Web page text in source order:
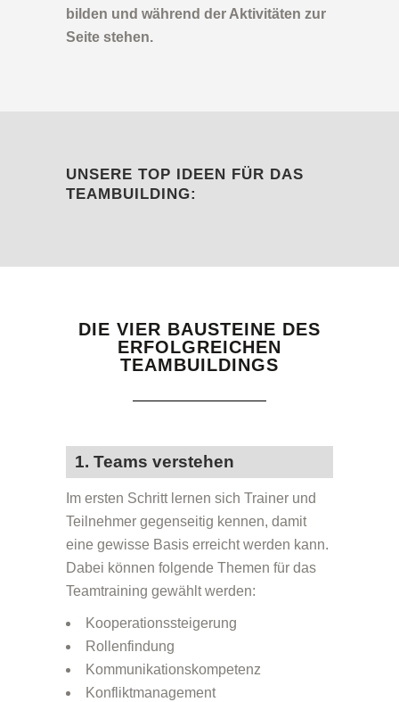
bilden und während der Aktivitäten zur
Seite stehen.
UNSERE TOP IDEEN FÜR DAS
TEAMBUILDING:
DIE VIER BAUSTEINE DES
ERFOLGREICHEN
TEAMBUILDINGS
1. Teams verstehen
Im ersten Schritt lernen sich Trainer und
Teilnehmer gegenseitig kennen, damit
eine gewisse Basis erreicht werden kann.
Dabei können folgende Themen für das
Teamtraining gewählt werden:
Kooperationssteigerung
Rollenfindung
Kommunikationskompetenz
Konfliktmanagement